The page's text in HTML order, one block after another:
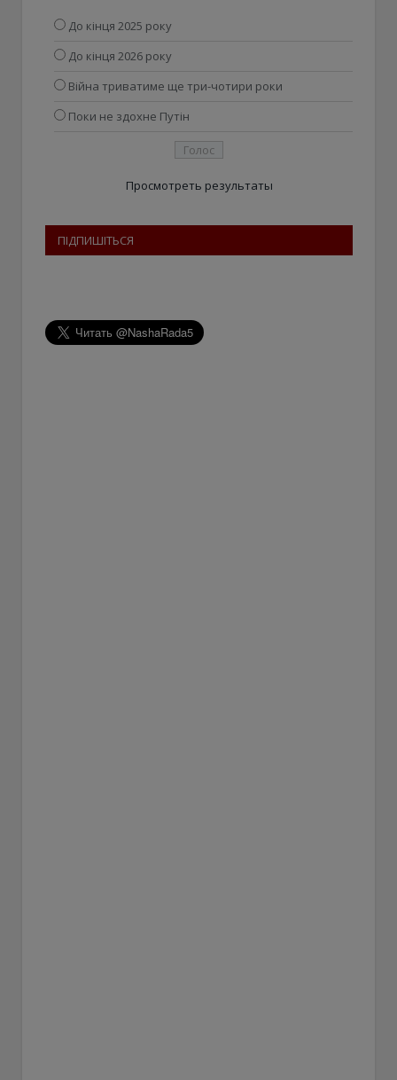
До кінця 2025 року
До кінця 2026 року
Війна триватиме ще три-чотири роки
Поки не здохне Путін
Просмотреть результаты
ПІДПИШІТЬСЯ